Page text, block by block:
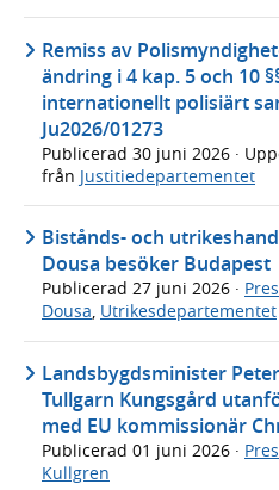
Remiss av
ändring i 4 kap. 5 och 10
internationellt polisiärt
Ju2026/01273
Publicerad 30 juni 2026 ·
från Justitiedepartementet
Bistånds- och
Dousa besöker Budapest
Publicerad 27 juni 2026 ·
Dousa, Utrikesdepartementet
Landsbygdsminister
Tullgarn Kungsgård
med EU kommissionär
Publicerad 01 juni 2026 ·
Kullgren